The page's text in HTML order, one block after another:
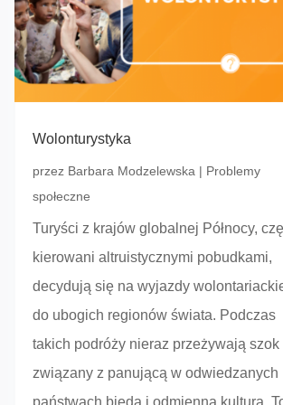
Wolonturystyka
przez Barbara Modzelewska | Problemy
społeczne
Turyści z krajów globalnej Północy,
kierowani altruistycznymi pobudkami,
decydują się na wyjazdy
do ubogich regionów świata. Podczas
takich podróży nieraz przeżywają szok
związany z panującą w odwiedzanych
państwach biedą i odmienną kulturą.